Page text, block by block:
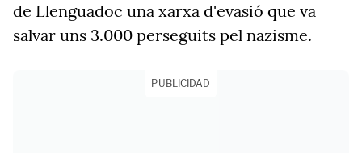
de Llenguadoc una xarxa d'evasió que va
salvar uns 3.000 perseguits pel nazisme.
PUBLICIDAD